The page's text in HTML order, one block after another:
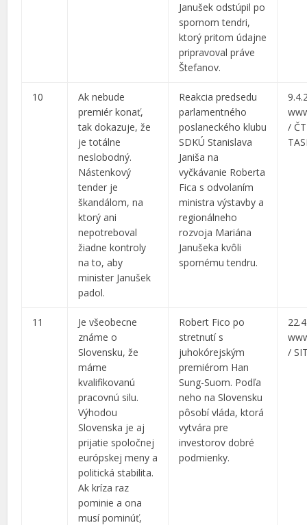
Janušek odstúpil po
spornom tendri,
ktorý pritom údajne
pripravoval práve
Štefanov.
10
Ak nebude
premiér konať,
tak dokazuje, že
je totálne
neslobodný.
Nástenkový
tender je
škandálom, na
ktorý ani
nepotreboval
žiadne kontroly
na to, aby
minister Janušek
padol.
Reakcia predsedu
parlamentného
poslaneckého klubu
SDKÚ Stanislava
Janiša na
vyčkávanie Roberta
Fica s odvolaním
ministra výstavby a
regionálneho
rozvoja Mariána
Janušeka kvôli
spornému tendru.
/
11
Je všeobecne
známe o
Slovensku, že
máme
kvalifikovanú
pracovnú silu.
Výhodou
Slovenska je aj
prijatie spoločnej
európskej meny a
politická stabilita.
Ak kríza raz
pominie a ona
musí pominúť,
Robert Fico po
stretnutí s
juhokórejským
premiérom Han
Sung-Suom. Podľa
neho na Slovensku
pôsobí vláda, ktorá
vytvára pre
investorov dobré
podmienky.
/